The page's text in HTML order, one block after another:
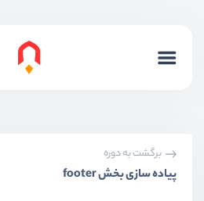
برگشت به دوره
پیاده سازی بخش footer
بخش اول معرفی